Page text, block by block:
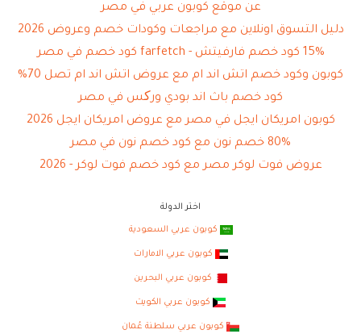
عن موقع كوبون عربي في مصر
دليل التسوق اونلاين مع مراجعات وكودات خصم وعروض 2026
15% كود خصم فارفيتش - farfetch كود خصم في مصر
كوبون وكود خصم اتش اند ام مع عروض اتش اند ام تصل 70%
كود خصم باث اند بودي ورکس في مصر
كوبون امريكان ايجل في مصر مع عروض امريكان ايجل 2026
80% خصم نون مع كود خصم نون في مصر
عروض فوت لوكر مصر مع كود خصم فوت لوكر - 2026
اختر الدولة
كوبون عربي السعودية
كوبون عربي الامارات
كوبون عربي البحرين
كوبون عربي الكويت
كوبون عربي سلطنة عُمان